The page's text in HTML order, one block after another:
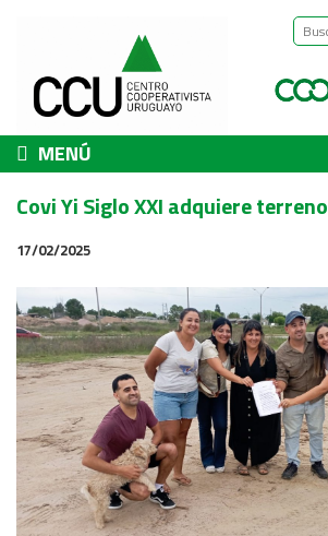
MENÚ
Presentación
Nuestra historia
Autoridades y equipo
ÁREAS DE TRABAJO
Cómo trabajamos
Área Habitat
Acerca del Área
Programas
Trabajos
Área Rural
Covi Yi Siglo XXI adquiere terreno
17/02/2025